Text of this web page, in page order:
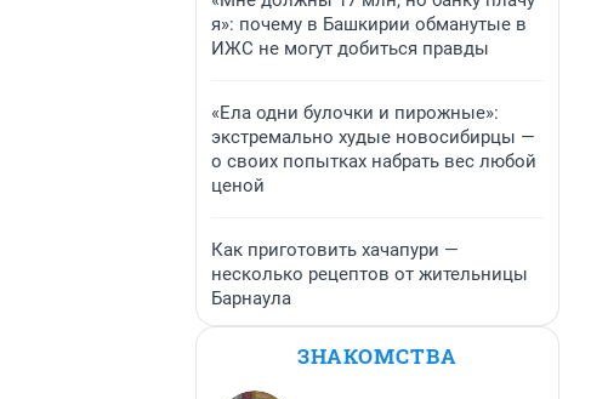
я»: почему в Башкирии обманутые в
ИЖС не могут добиться правды
«Ела одни булочки и пирожные»:
экстремально худые новосибирцы —
о своих попытках набрать вес любой
ценой
Как приготовить хачапури —
несколько рецептов от жительницы
Барнаула
ЗНАКОМСТВА